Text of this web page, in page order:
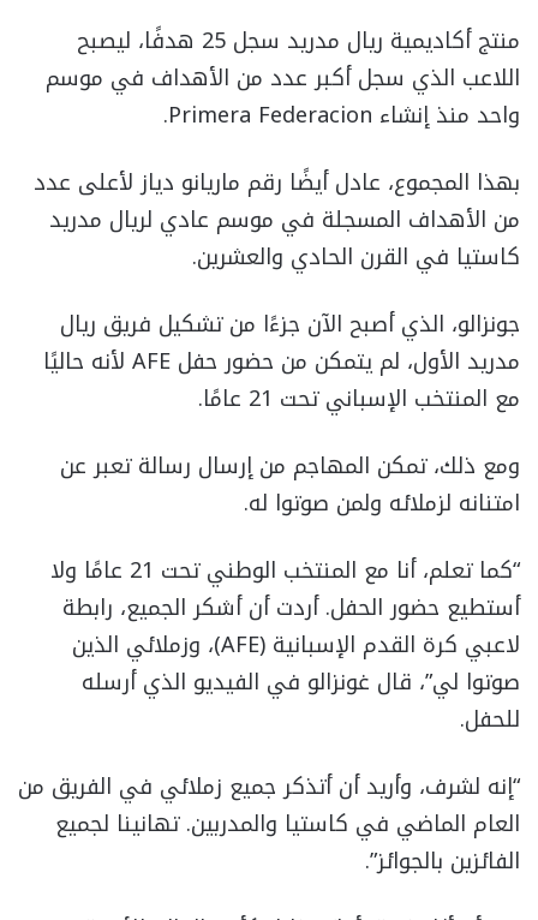
منتج أكاديمية ريال مدريد سجل 25 هدفًا، ليصبح
اللاعب الذي سجل أكبر عدد من الأهداف في موسم
واحد منذ إنشاء Primera Federacion.
بهذا المجموع، عادل أيضًا رقم ماريانو دياز لأعلى عدد
من الأهداف المسجلة في موسم عادي لريال مدريد
كاستيا في القرن الحادي والعشرين.
جونزالو، الذي أصبح الآن جزءًا من تشكيل فريق ريال
مدريد الأول، لم يتمكن من حضور حفل AFE لأنه حاليًا
مع المنتخب الإسباني تحت 21 عامًا.
ومع ذلك، تمكن المهاجم من إرسال رسالة تعبر عن
امتنانه لزملائه ولمن صوتوا له.
“كما تعلم، أنا مع المنتخب الوطني تحت 21 عامًا ولا
أستطيع حضور الحفل. أردت أن أشكر الجميع، رابطة
لاعبي كرة القدم الإسبانية (AFE)، وزملائي الذين
صوتوا لي”، قال غونزالو في الفيديو الذي أرسله
للحفل.
“إنه لشرف، وأريد أن أتذكر جميع زملائي في الفريق من
العام الماضي في كاستيا والمدربين. تهانينا لجميع
الفائزين بالجوائز”.